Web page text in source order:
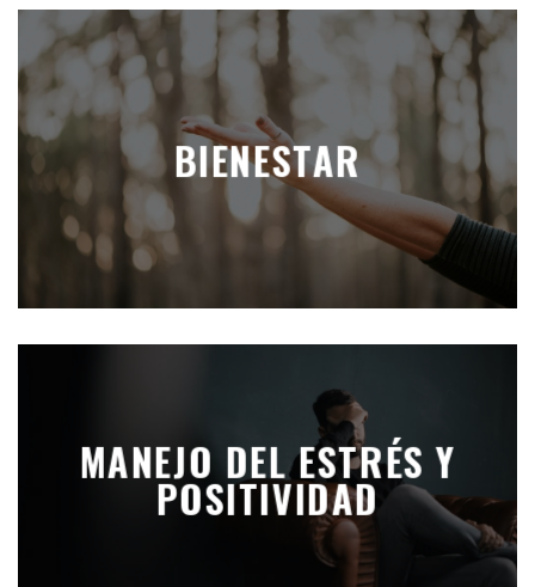
BIENESTAR
MANEJO DEL ESTRÉS Y
POSITIVIDAD